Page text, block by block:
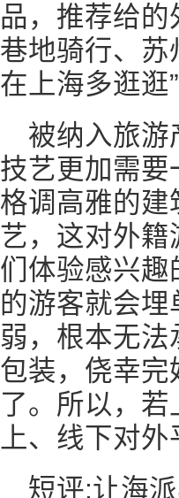
品，推荐给
巷地骑行、
在上海多逛逛”
被纳入旅游
技艺更加需要
格调高雅的
艺，这对外
们体验感兴
的游客就会
弱，根本无
包装，侥幸
了。所以，
上、线下对
短评:让海